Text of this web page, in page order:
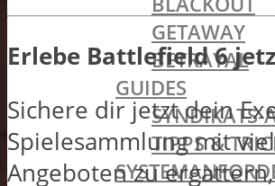
GETAWAY
BETRAYAL
GUIDES
SYNDIKATS-
TIPPS &
Erlebe Battlefield 6
Sichere dir jetzt dein
Spielesammlung mit
Angeboten zu